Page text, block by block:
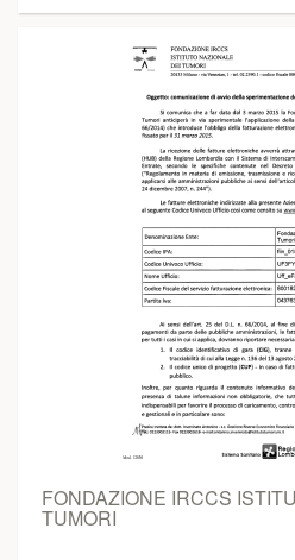
FONDAZIONE IRCCS
TUMORI